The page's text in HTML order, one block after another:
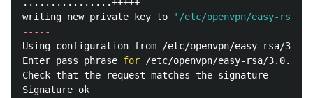
writing new private key to
'/etc/openvpn/easy-rsa/
-----
Using configuration from /etc/openvpn/easy-rsa/
Enter pass phrase for /etc/openvpn/easy-rsa/3.0.7/
Check that the request matches the signature
Signature ok